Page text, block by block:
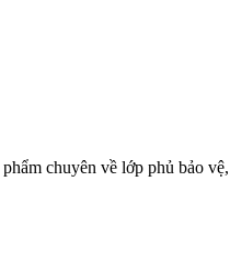
chuyên về lớp phủ bảo